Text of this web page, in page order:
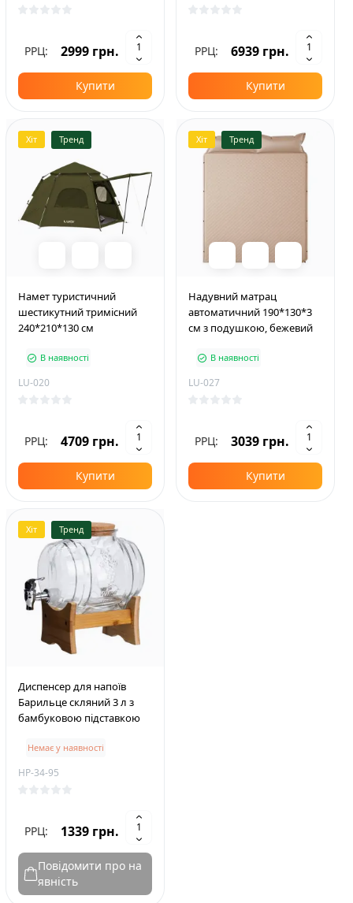
РРЦ: 2999 грн.
Купити
РРЦ: 6939 грн.
Купити
Хіт Тренд
Намет туристичний
шестикутний тримісний
240*210*130 см
В наявності
LU-020
РРЦ: 4709 грн.
Купити
Хіт Тренд
Надувний матрац
автоматичний 190*130*3
см з подушкою, бежевий
В наявності
LU-027
РРЦ: 3039 грн.
Купити
Хіт Тренд
Диспенсер для напоїв
Барильце скляний 3 л з
бамбуковою підставкою
Немає у наявності
HP-34-95
РРЦ: 1339 грн.
Повідомити про на
явність